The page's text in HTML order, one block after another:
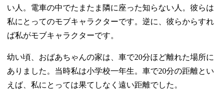
い人。電車の中でたまたま隣に座った知らない人。彼らは
私にとってのモブキャラクターです。逆に、彼らからすれ
ば私がモブキャラクターです。
幼い頃、おばあちゃんの家は、車で20分ほど離れた場所に
ありました。当時私は小学校一年生。車で20分の距離とい
えば、私にとっては果てしなく遠い距離でした。